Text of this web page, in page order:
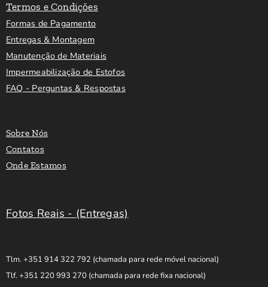
Termos e Condições
Formas de Pagamento
Entregas & Montagem
Manutenção de Materiais
Impermeabilização de Estofos
FAQ - Perguntas & Respostas
Sobre Nós
Contatos
Onde Estamos
Fotos Reais - (Entregas)
Tlm. +351 914 322 792 (chamada para rede móvel nacional)
Tlf. +351 220 993 270 (chamada para rede fixa nacional)